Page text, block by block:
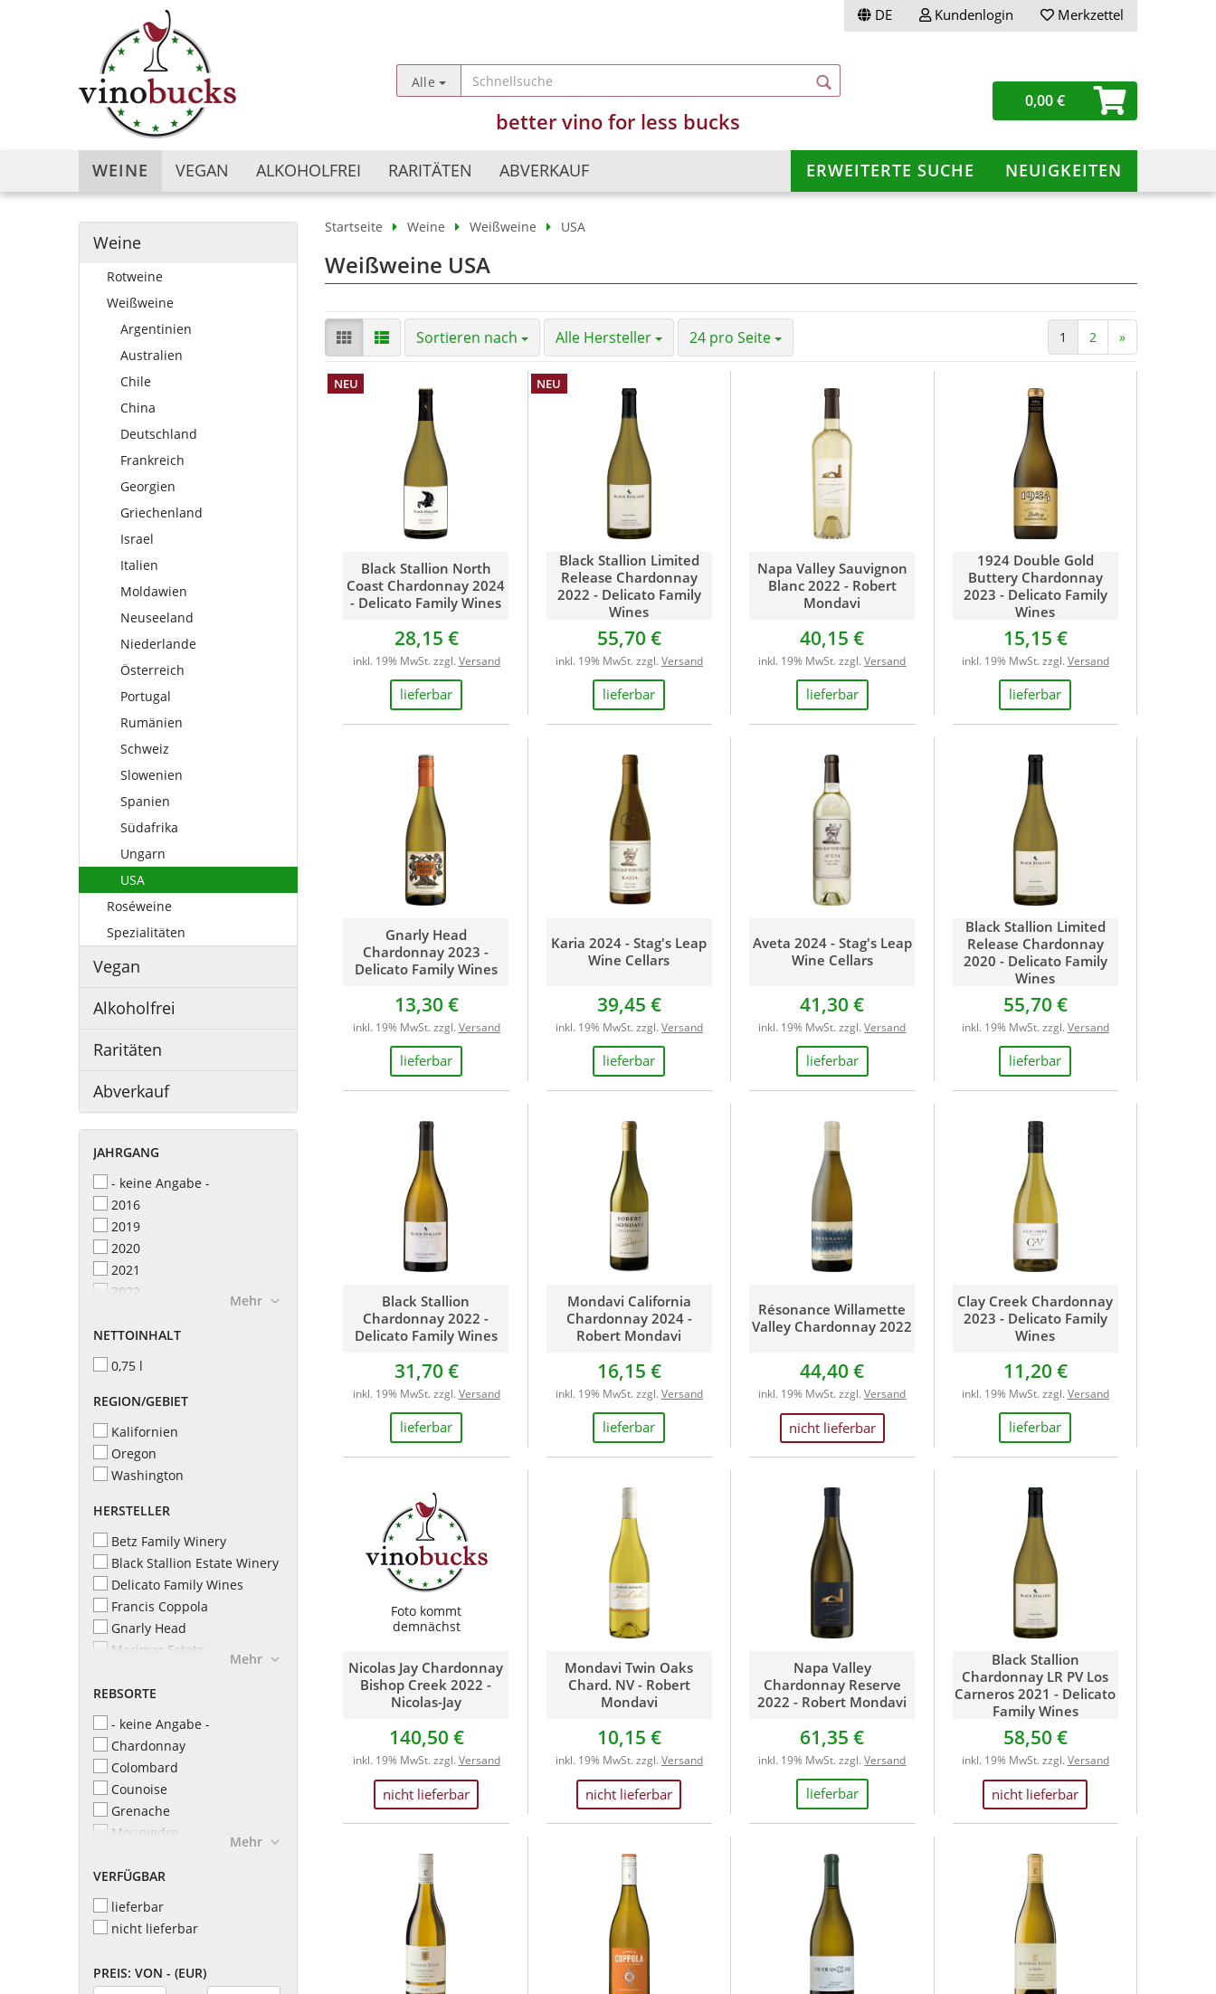
DE
Lieferland
Kundenlogin Merkzettel
0,00 €
Alle
better vino for less bucks
WEINE
Argentinien
Australien
Bulgarien
Frankreich
Georgien
Griechenland
Israel
Italien
Mazedonien
Neuseeland
Niederlande
Österreich
Portugal
Rumänien
Schweiz
Spanien
Südafrika
Ungarn
Argentinien
Argentinien
Australien
China
Deutschland
Frankreich
Israel
Italien
Moldawien
Neuseeland
Niederlande
Österreich
Portugal
Südafrika
Ungarn
Süßweine
VEGAN ALKOHOLFREI RARITÄTEN ABVERKAUF ERWEITERTE SUCHE NEUIGKEITEN
Startseite Weine Weißweine USA
Weißweine USA
Sortieren nach Alle Hersteller 24 pro Seite 1 2 »
NEU
Black Stallion North
Coast Chardonnay 2024
- Delicato Family Wines
28,15 €
lieferbar
inkl. 19% MwSt. zzgl. Versand
NEU
Black Stallion Limited
Release Chardonnay
2022 - Delicato Family
Wines
55,70 €
lieferbar
inkl. 19% MwSt. zzgl. Versand
Napa Valley Sauvignon
Blanc 2022 - Robert
Mondavi
40,15 €
lieferbar
inkl. 19% MwSt. zzgl.Versand
1924 Double Gold
Buttery Chardonnay
2023 - Delicato Family
Wines
15,15 €
lieferbar
inkl. 19% MwSt. zzgl. Versand
Gnarly Head
Chardonnay 2023 -
Delicato Family Wines
13,30 €
lieferbar
inkl. 19% MwSt. zzgl. Versand
Karia 2024 - Stag's Leap
Wine Cellars
39,45 €
lieferbar
inkl. 19% MwSt. zzgl. Versand
Aveta 2024 - Stag's Leap
Wine Cellars
41,30 €
lieferbar
inkl. 19% MwSt. zzgl.Versand
Black Stallion Limited
Release Chardonnay
2020 - Delicato Family
Wines
55,70 €
lieferbar
inkl. 19% MwSt. zzgl. Versand
Black Stallion
Chardonnay 2022 -
Delicato Family Wines
31,70 €
lieferbar
inkl. 19% MwSt. zzgl. Versand
Mondavi California
Chardonnay 2024 -
Robert Mondavi
16,15 €
lieferbar
inkl. 19% MwSt. zzgl. Versand
Résonance Willamette
Valley Chardonnay 2022
44,40 €
nicht lieferbar
inkl. 19% MwSt. zzgl.Versand
Clay Creek Chardonnay
2023 - Delicato Family
Wines
11,20 €
lieferbar
inkl. 19% MwSt. zzgl. Versand
Foto kommt
demnächst
Nicolas Jay Chardonnay
Bishop Creek 2022 -
Nicolas-Jay
140,50 €
nicht lieferbar
inkl. 19% MwSt. zzgl. Versand
Mondavi Twin Oaks
Chard. NV - Robert
Mondavi
10,15 €
nicht lieferbar
inkl. 19% MwSt. zzgl. Versand
Napa Valley
Chardonnay Reserve
2022 - Robert Mondavi
61,35 €
lieferbar
inkl. 19% MwSt. zzgl.Versand
Black Stallion
Chardonnay LR PV Los
Carneros 2021 - Delicato
Family Wines
58,50 €
nicht lieferbar
inkl. 19% MwSt. zzgl. Versand
Weine
Rotweine
Weißweine
Argentinien
Australien
Chile
China
Deutschland
Frankreich
Georgien
Griechenland
Israel
Italien
Moldawien
Neuseeland
Niederlande
Österreich
Portugal
Rumänien
Schweiz
Slowenien
Spanien
Südafrika
Ungarn
USA
Roséweine
Spezialitäten
Vegan
Alkoholfrei
Raritäten
Abverkauf
JAHRGANG
- keine Angabe -
2016
2019
2020
2021
2022
2024
Mehr
NETTOINHALT
0,75 l
REGION/GEBIET
Kalifornien
Oregon
Washington
HERSTELLER
Betz Family Winery
Black Stallion Estate Winery
Delicato Family Wines
Francis Coppola
Gnarly Head
Marimar Estate
Résonance Vineyard
Robert Mondavi
Stag's Leap Wine Cellars
Mehr
REBSORTE
- keine Angabe -
Chardonnay
Colombard
Counoise
Grenache
Mourvedre
Sauvignon Blanc
Sémillon
Syrah
Weitere erlaubte Rebsorten
Mehr
VERFÜGBAR
lieferbar
nicht lieferbar
PREIS: VON - (EUR)